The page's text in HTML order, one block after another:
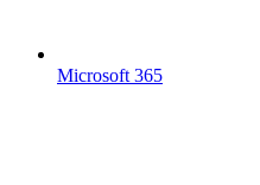
Microsoft 365